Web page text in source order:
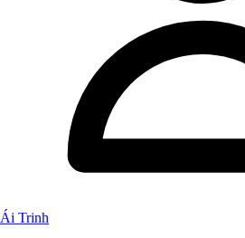
Ái Trinh